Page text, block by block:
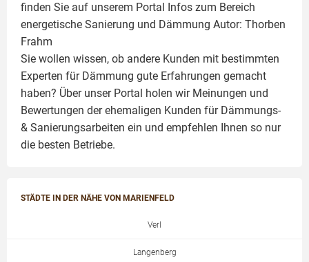
finden Sie auf unserem Portal Infos zum Bereich
energetische Sanierung und Dämmung Autor: Thorben
Frahm
Sie wollen wissen, ob andere Kunden mit bestimmten
Experten für Dämmung gute Erfahrungen gemacht
haben? Über unser Portal holen wir Meinungen und
Bewertungen der ehemaligen Kunden für Dämmungs-
& Sanierungsarbeiten ein und empfehlen Ihnen so nur
die besten Betriebe.
STÄDTE IN DER NÄHE VON MARIENFELD
Verl
Langenberg